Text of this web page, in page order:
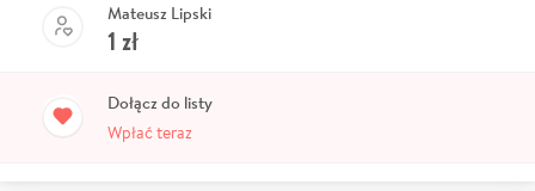
Mateusz Lipski
1 zł
Dołącz do listy
Wpłać teraz